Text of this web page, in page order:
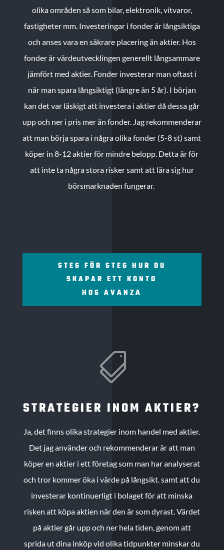
olika områden så som bilar, elektronik, vitvaror,
fastigheter mm. Investeringar i fonder är långsiktiga
och anses vara en säkrare placering än aktier. Hos
fonder är värdeutvecklingen generellt långsammare
jämfört med aktier. Fonder investerar man oftast i
när man spara långsiktigt (längre än 5 år). I början
kan det var läskigt att investera i aktier då dessa går
upp och ner i pris mer än fonder. Jag rekommenderar
att man börja spara i några olika fonder (5-8 st) samt
köper in 8-12 aktier för mindre belopp. Detta är för
att inte ta några stora risker samt att lära sig hur
börsmarknaden fungerar.
STEG FÖR STEG HUR DU
SKAPAR ETT KONTO
HOS AVANZA

STRATEGIER INOM AKTIER?
Ja, det finns olika strategier inom handel med aktier.
Det jag använder och rekommenderar är att man
köper en aktier i ett företag som man har analyserat
och tror kommer öka i värde på långsikt. samt att du
investerar kontinuerligt i bolaget för att minska
risken att köpa aktien när den är som dyrast. Värdet
på aktier går upp och ner hela tiden, genom att
sprida ut dina inköp vid olika tidpunkter minskar du